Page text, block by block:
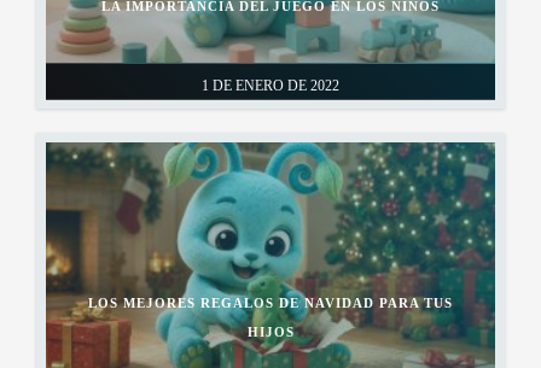
1 DE ENERO DE 2022
LA IMPORTANCIA DEL JUEGO EN LOS NIÑOS
LOS MEJORES REGALOS DE NAVIDAD PARA TUS
HIJOS